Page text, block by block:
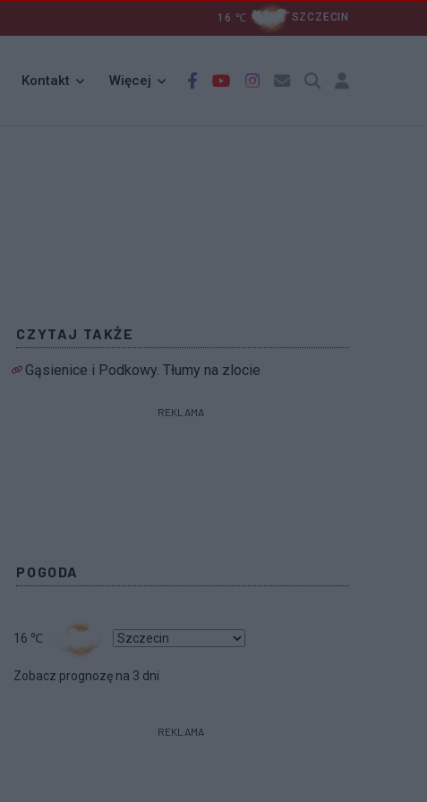
16 ℃ SZCZECIN
Kontakt Więcej
CZYTAJ TAKŻE
Gąsienice i Podkowy. Tłumy na zlocie
REKLAMA
POGODA
16 ℃
Zobacz prognozę na 3 dni
REKLAMA